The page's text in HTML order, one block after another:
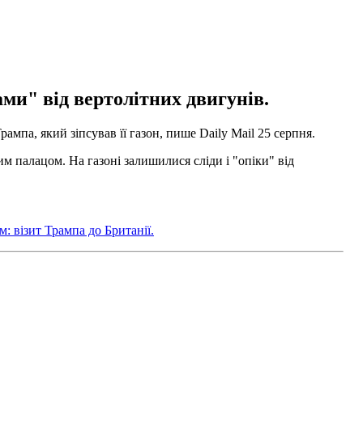
від вертолітних двигунів.
який зіпсував її газон, пише Daily Mail 25 серпня.
палацом. На газоні залишилися сліди і "опіки" від
візит Трампа до Британії.